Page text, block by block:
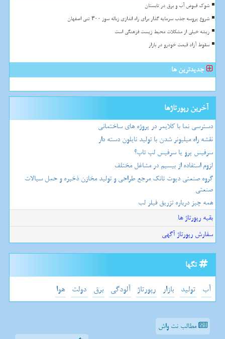
شوک قبوض آب و برق در تابستان
شروع پروسه جذب سرمایه گذار برای راه اندازی زباله سوز ۳۰۰ تنی اصفهان
ریشه خیلی از مشکلات محیط زیست فرهنگی است
سقوط آزاد قیمت خودرو در بازار
جدیدترین ها
آخرین رپورتاژها
دسترسی نما با کلایمر در پروژه های ساختمانی
نقشه راه میلیونر شدن با تولید نایلون دسته دار
سرفیس پرو یا سرفیس لپ تاپ؟
لزوم استفاده از بیسیم در مشاغل مختلف
گروه صنعتی دپوت تانک مرجع طراحی و تولید مخازن ذخیره و حمل سیالات
صنعتی
همه چیز درباره تزریق فیلر لب
بقیه رپورتاژ ها
سفارش رپورتاژ آگهی
تگها
آب تولید بازار رپورتاژ آلودگی برق دولت هوا
مطالب نت واش